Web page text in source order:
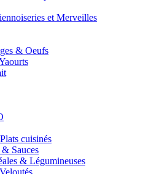
et Merveilles
& Oeufs
cuisinés
Sauces
& Légumineuses